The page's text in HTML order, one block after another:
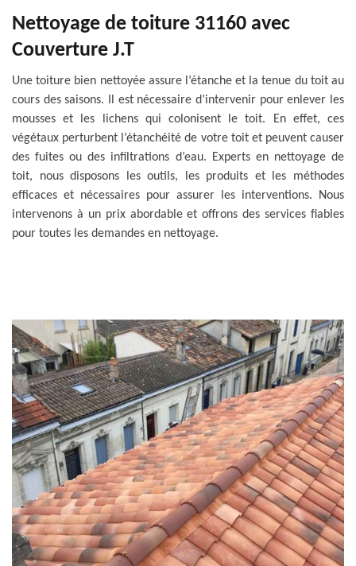
Nettoyage de toiture 31160 avec
Couverture J.T
Une toiture bien nettoyée assure l’étanche et la tenue du toit au
cours des saisons. Il est nécessaire d’intervenir pour enlever les
mousses et les lichens qui colonisent le toit. En effet, ces
végétaux perturbent l’étanchéité de votre toit et peuvent causer
des fuites ou des infiltrations d’eau. Experts en nettoyage de
toit, nous disposons les outils, les produits et les méthodes
efficaces et nécessaires pour assurer les interventions. Nous
intervenons à un prix abordable et offrons des services fiables
pour toutes les demandes en nettoyage.